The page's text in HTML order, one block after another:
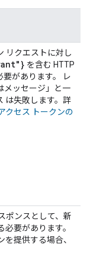
リクエストに対し
を含む HTTP
があります。 レ
メッセージ」と一
は失敗します。詳
クセス トークンの
ポンスとして、新
要があります。
提供する場合、